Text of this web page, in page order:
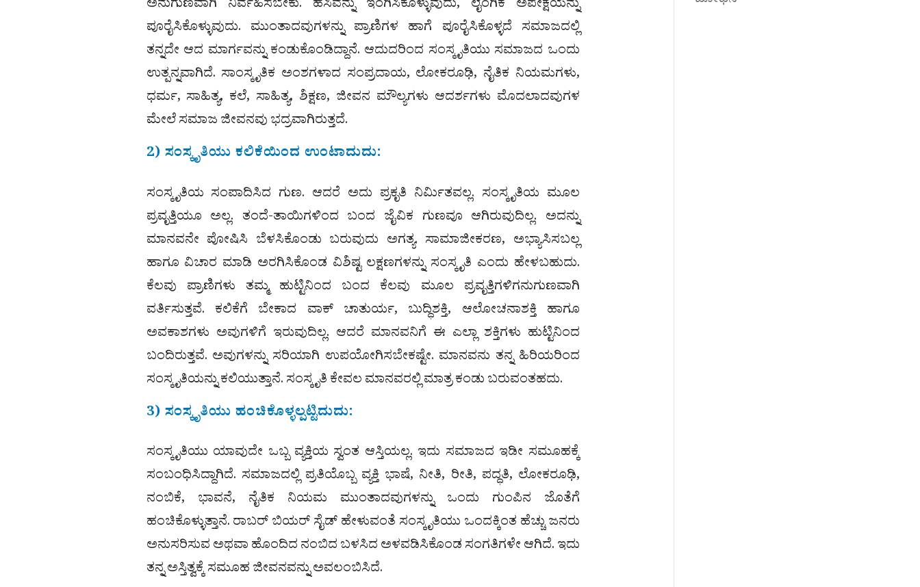
ಅನುಗುಣವಾಗಿ ನಿರ್ವಹಿಸಬೇಕು. ಹಸಿವನ್ನು ಇಂಗಿಸಿಕೊಳ್ಳುವುದು, ಲೈಂಗಿಕ ಅಪೇಕ್ಷೆಯನ್ನು
ಪೂರೈಸಿಕೊಳ್ಳುವುದು. ಮುಂತಾದವುಗಳನ್ನು ಪ್ರಾಣಿಗಳ ಹಾಗೆ ಪೂರೈಸಿಕೊಳ್ಳದೆ ಸಮಾಜದಲ್ಲಿ
ತನ್ನದೇ ಆದ ಮಾರ್ಗವನ್ನು ಕಂಡುಕೊಂಡಿದ್ದಾನೆ. ಆದುದರಿಂದ ಸಂಸ್ಕೃತಿಯು ಸಮಾಜದ ಒಂದು
ಉತ್ಪನ್ನವಾಗಿದೆ. ಸಾಂಸ್ಕೃತಿಕ ಅಂಶಗಳಾದ ಸಂಪ್ರದಾಯ, ಲೋಕರೂಢಿ, ನೈತಿಕ ನಿಯಮಗಳು,
ಧರ್ಮ, ಸಾಹಿತ್ಯ, ಕಲೆ, ಸಾಹಿತ್ಯ, ಶಿಕ್ಷಣ, ಜೀವನ ಮೌಲ್ಯಗಳು ಆದರ್ಶಗಳು ಮೊದಲಾದವುಗಳ
ಮೇಲೆ ಸಮಾಜ ಜೀವನವು ಭದ್ರವಾಗಿರುತ್ತದೆ.
2) ಸಂಸ್ಕೃತಿಯು ಕಲಿಕೆಯಿಂದ ಉಂಟಾದುದು:
ಸಂಸ್ಕೃತಿಯ ಸಂಪಾದಿಸಿದ ಗುಣ. ಆದರೆ ಅದು ಪ್ರಕೃತಿ ನಿರ್ಮಿತವಲ್ಲ. ಸಂಸ್ಕೃತಿಯ ಮೂಲ
ಪ್ರವೃತ್ತಿಯೂ ಅಲ್ಲ. ತಂದೆ-ತಾಯಿಗಳಿಂದ ಬಂದ ಜೈವಿಕ ಗುಣವೂ ಆಗಿರುವುದಿಲ್ಲ. ಅದನ್ನು
ಮಾನವನೇ ಪೋಷಿಸಿ ಬೆಳಸಿಕೊಂಡು ಬರುವುದು ಅಗತ್ಯ. ಸಾಮಾಜೀಕರಣ, ಅಭ್ಯಾಸಿಸಬಲ್ಲ
ಹಾಗೂ ವಿಚಾರ ಮಾಡಿ ಅರಗಿಸಿಕೊಂಡ ವಿಶಿಷ್ಟ ಲಕ್ಷಣಗಳನ್ನು ಸಂಸ್ಕೃತಿ ಎಂದು ಹೇಳಬಹುದು.
ಕೆಲವು ಪ್ರಾಣಿಗಳು ತಮ್ಮ ಹುಟ್ಟಿನಿಂದ ಬಂದ ಕೆಲವು ಮೂಲ ಪ್ರವೃತ್ತಿಗಳಿಗನುಗುಣವಾಗಿ
ವರ್ತಿಸುತ್ತವೆ. ಕಲಿಕೆಗೆ ಬೇಕಾದ ವಾಕ್ ಚಾತುರ್ಯ, ಬುದ್ಧಿಶಕ್ತಿ, ಆಲೋಚನಾಶಕ್ತಿ ಹಾಗೂ
ಅವಕಾಶಗಳು ಅವುಗಳಿಗೆ ಇರುವುದಿಲ್ಲ. ಆದರೆ ಮಾನವನಿಗೆ ಈ ಎಲ್ಲಾ ಶಕ್ತಿಗಳು ಹುಟ್ಟಿನಿಂದ
ಬಂದಿರುತ್ತವೆ. ಅವುಗಳನ್ನು ಸರಿಯಾಗಿ ಉಪಯೋಗಿಸಬೇಕಷ್ಟೇ. ಮಾನವನು ತನ್ನ ಹಿರಿಯರಿಂದ
ಸಂಸ್ಕೃತಿಯನ್ನು ಕಲಿಯುತ್ತಾನೆ. ಸಂಸ್ಕೃತಿ ಕೇವಲ ಮಾನವರಲ್ಲಿ ಮಾತ್ರ ಕಂಡು ಬರುವಂತಹದು.
3) ಸಂಸ್ಕೃತಿಯು ಹಂಚಿಕೊಳ್ಳಲ್ಪಟ್ಟಿದುದು:
ಸಂಸ್ಕೃತಿಯು ಯಾವುದೇ ಒಬ್ಬ ವ್ಯಕ್ತಿಯ ಸ್ವಂತ ಆಸ್ತಿಯಲ್ಲ. ಇದು ಸಮಾಜದ ಇಡೀ ಸಮೂಹಕ್ಕೆ
ಸಂಬಂಧಿಸಿದ್ದಾಗಿದೆ. ಸಮಾಜದಲ್ಲಿ ಪ್ರತಿಯೊಬ್ಬ ವ್ಯಕ್ತಿ ಭಾಷೆ, ನೀತಿ, ರೀತಿ, ಪದ್ಧತಿ, ಲೋಕರೂಢಿ,
ನಂಬಿಕೆ, ಭಾವನೆ, ನೈತಿಕ ನಿಯಮ ಮುಂತಾದವುಗಳನ್ನು ಒಂದು ಗುಂಪಿನ ಜೊತೆಗೆ
ಹಂಚಿಕೊಳ್ಳುತ್ತಾನೆ. ರಾಬರ್ ಬಿಯರ್ ಸೈಡ್ ಹೇಳುವಂತೆ ಸಂಸ್ಕೃತಿಯು ಒಂದಕ್ಕಿಂತ ಹೆಚ್ಚು ಜನರು
ಅನುಸರಿಸುವ ಅಥವಾ ಹೊಂದಿದ ನಂಬಿದ ಬಳಸಿದ ಅಳವಡಿಸಿಕೊಂಡ ಸಂಗತಿಗಳೇ ಆಗಿದೆ. ಇದು
ತನ್ನ ಅಸ್ತಿತ್ವಕ್ಕೆ ಸಮೂಹ ಜೀವನವನ್ನು ಅವಲಂಬಿಸಿದೆ.